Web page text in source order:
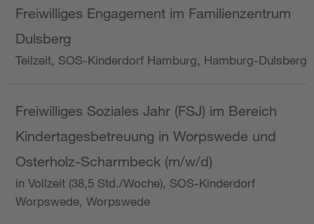
Freiwilliges Engagement im Familienzentrum
Dulsberg
Teilzeit, SOS-Kinderdorf Hamburg, Hamburg-Dulsberg
Freiwilliges Soziales Jahr (FSJ) im Bereich
Kindertagesbetreuung in Worpswede und
Osterholz-Scharmbeck (m/w/d)
in Vollzeit (38,5 Std./Woche), SOS-Kinderdorf
Worpswede, Worpswede